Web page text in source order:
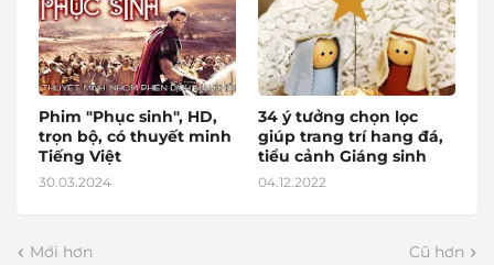
Phim "Phục sinh", HD,
trọn bộ, có thuyết minh
Tiếng Việt
30.03.2024
34 ý tưởng chọn lọc
giúp trang trí hang đá,
tiểu cảnh Giáng sinh
04.12.2022
Mới hơn Cũ hơn